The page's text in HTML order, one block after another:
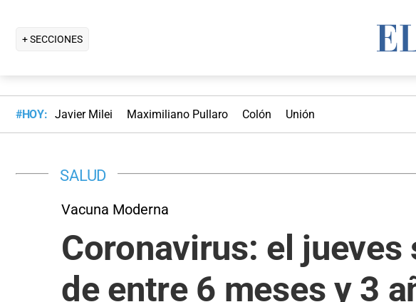
+ SECCIONES
#HOY: Javier Milei Maximiliano Pullaro Colón Unión
SALUD
Vacuna Moderna
Coronavirus: el
de entre 6 meses y 3